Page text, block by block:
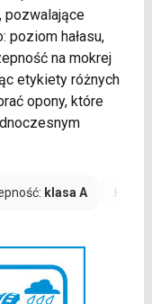
pozwalające
poziom hałasu,
na mokrej
etykiety różnych
opony, które
klasa A Hałas: